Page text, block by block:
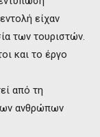
είχαν
των τουριστών.
και το έργο
από τη
ανθρώπων